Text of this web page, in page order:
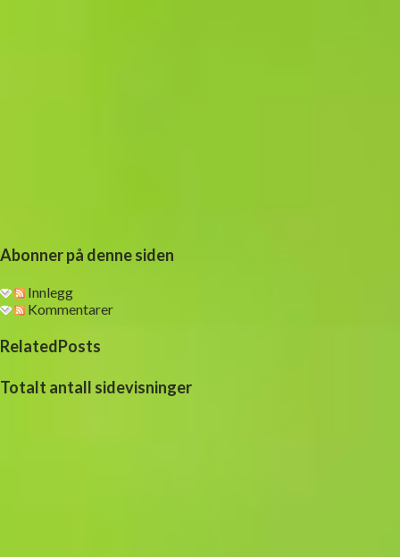
Abonner på denne siden
Innlegg
Kommentarer
RelatedPosts
Totalt antall sidevisninger